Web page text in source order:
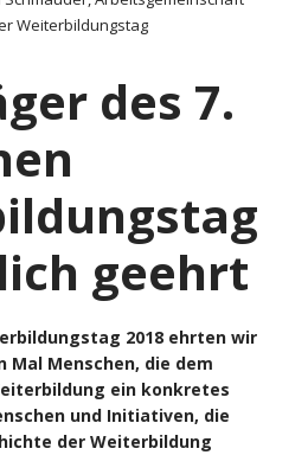
Weiterbildungstag
des 7.
geehrt
2018 ehrten wir
Mal Menschen, die dem
ein konkretes
und Initiativen, die
der Weiterbildung